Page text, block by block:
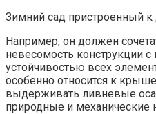
Зимний сад пристроенный
Например, он должен
невесомость конструкции
устойчивостью всех
особенно относится к
выдерживать ливневые
природные и механические